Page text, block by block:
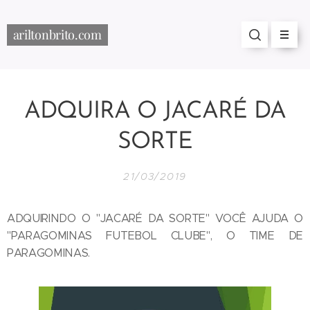
ariltonbrito.com
ADQUIRA O JACARÉ DA
SORTE
21/03/2019
ADQUIRINDO O "JACARÉ DA SORTE" VOCÊ AJUDA O
"PARAGOMINAS FUTEBOL CLUBE", O TIME DE
PARAGOMINAS.